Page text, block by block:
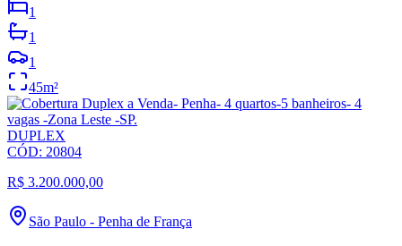
1
1
1
45m²
DUPLEX
CÓD: 20804
R$ 3.200.000,00
São Paulo - Penha de França